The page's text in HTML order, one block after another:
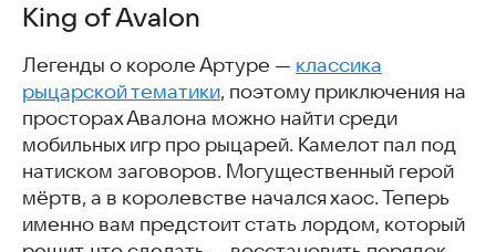
King of Avalon
Легенды о короле Артуре — классика
рыцарской тематики, поэтому приключения на
просторах Авалона можно найти среди
мобильных игр про рыцарей. Камелот пал под
натиском заговоров. Могущественный герой
мёртв, а в королевстве начался хаос. Теперь
именно вам предстоит стать лордом, который